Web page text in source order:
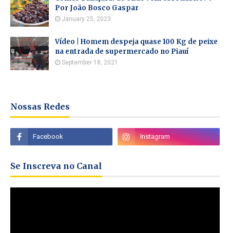
Por João Bosco Gaspar
January 25, 2023
Vídeo | Homem despeja quase 100 Kg de peixe
na entrada de supermercado no Piauí
September 18, 2021
Nossas Redes
Se Inscreva no Canal